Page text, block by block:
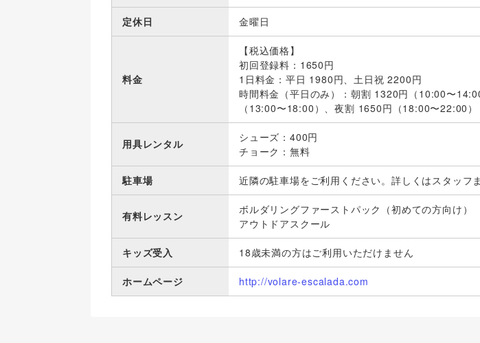
定休日 金曜日
料金
【税込価格】
初回登録料：1650円
1日料金：平日 1980円、土日祝 2200円
時間料金（平日のみ）：朝割 1320円（10:00〜
（13:00〜18:00）、夜割 1650円（18:00〜22:00）
用具レンタル
シューズ：400円
チョーク：無料
駐車場 近隣の駐車場をご利用ください。詳しくはスタッフ
有料レッスン
ボルダリングファーストパック（初めての方向け）
アウトドアスクール
キッズ受入 18歳未満の方はご利用いただけません
ホームページ http://volare-escalada.com